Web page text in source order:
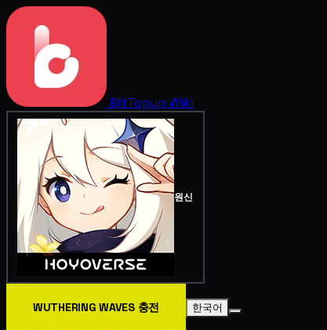
BitTopup Wiki
원신
WUTHERING WAVES 충전 한국어